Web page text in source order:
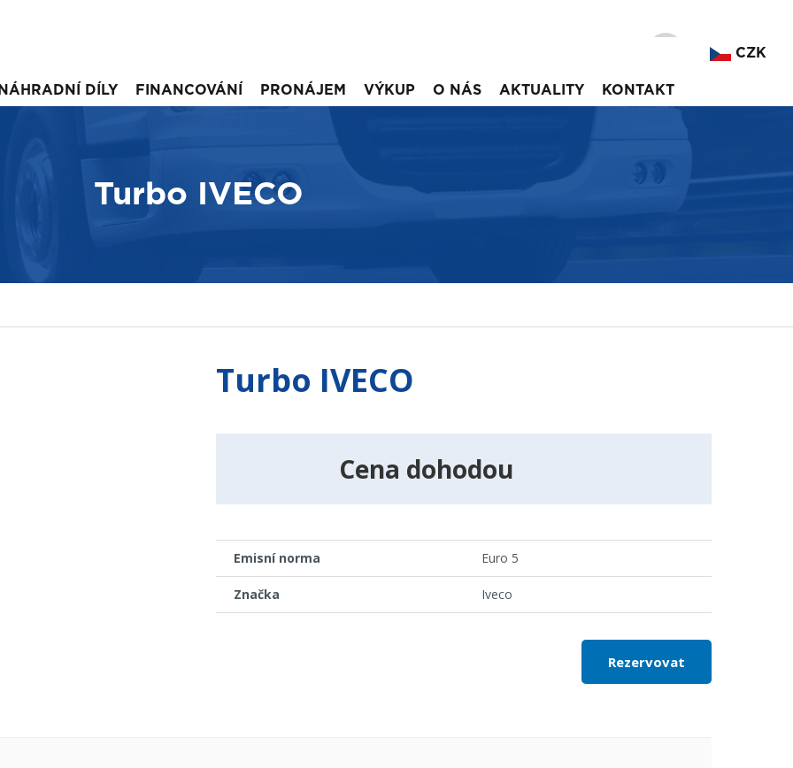
CZK
NÁHRADNÍ DÍLY FINANCOVÁNÍ PRONÁJEM VÝKUP O NÁS AKTUALITY KONTAKT
Turbo IVECO
Turbo IVECO
Cena dohodou
Emisní norma Euro 5
Značka Iveco
Rezervovat